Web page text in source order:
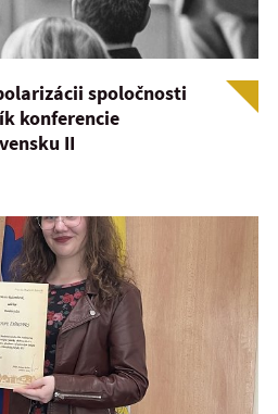
spoločnosti
konferencie
II